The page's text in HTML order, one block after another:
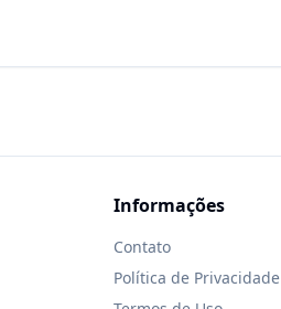
Informações
Contato
Política de Privacidade